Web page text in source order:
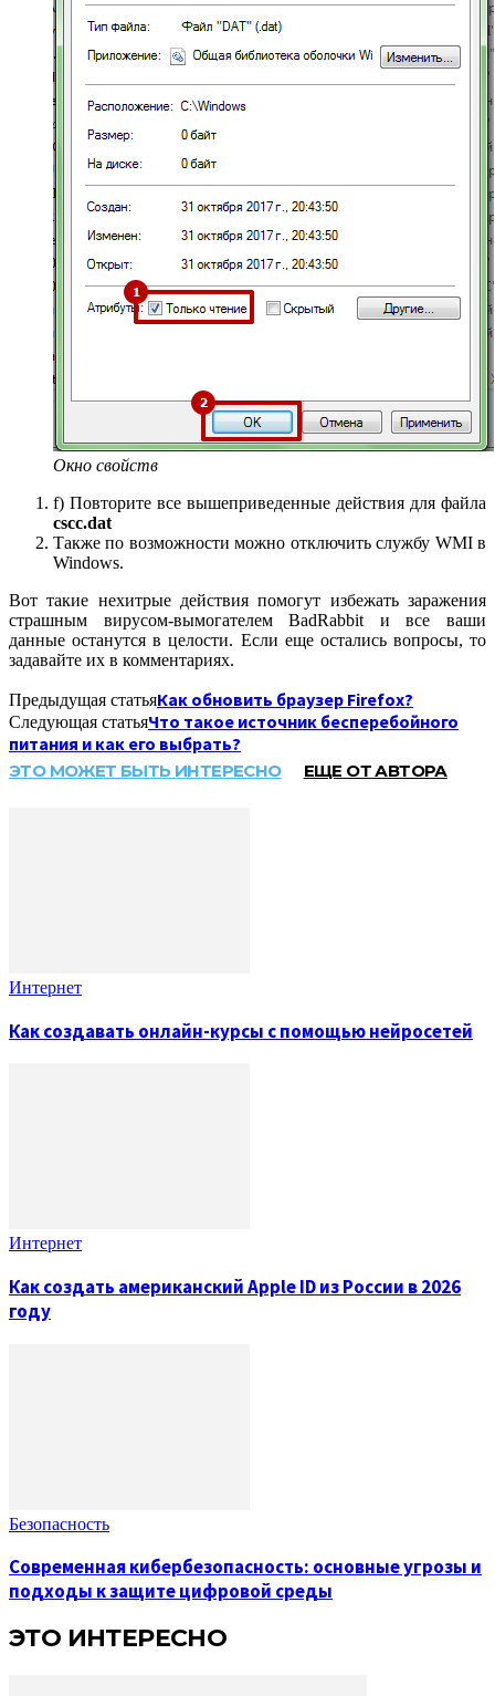
Окно свойств
f) Повторите все вышеприведенные действия для файла
cscc.dat
Также по возможности можно отключить службу WMI в
Windows.
Вот такие нехитрые действия помогут избежать заражения
страшным вирусом-вымогателем BadRabbit и все ваши
данные останутся в целости. Если еще остались вопросы, то
задавайте их в комментариях.
Предыдущая статьяКак обновить браузер Firefox?
Следующая статьяЧто такое источник бесперебойного
питания и как его выбрать?
ЭТО МОЖЕТ БЫТЬ ИНТЕРЕСНО ЕЩЕ ОТ АВТОРА
Интернет
Как создавать онлайн-курсы с помощью нейросетей
Интернет
Как создать американский Apple ID из России в 2026
году
Безопасность
Современная кибербезопасность: основные угрозы и
подходы к защите цифровой среды
ЭТО ИНТЕРЕСНО